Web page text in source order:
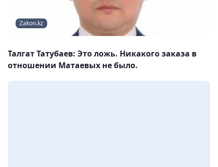
Zakon.kz
Талгат Татубаев: Это ложь. Никакого заказа в
отношении Матаевых не было.